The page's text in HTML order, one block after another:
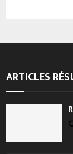
ARTICLES